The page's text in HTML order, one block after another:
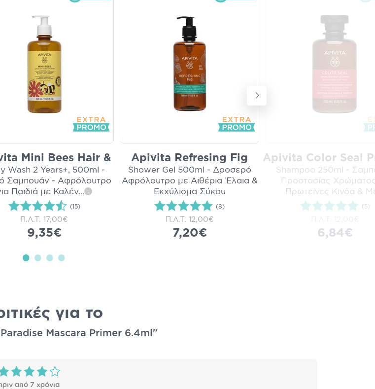
Mini Bees Hair &
Wash 2 Years+, 500ml -
Σαμπουάν - Αφρόλουτρο
Παιδιά με Καλέν... i
(15)
Π.Λ.Τ. 17,00€
9,35€
Apivita Refresing Fig
Shower Gel 500ml - Δροσερό
Αφρόλουτρο με Αιθέρια Έλαια &
Εκχύλισμα Σύκου
(8)
Π.Λ.Τ. 12,00€
7,20€
Apivita Color Seal
Shampoo 250ml -
Προστασίας
Πρωτεΐνες Κινόα &
(5)
6,84€
για το
Mascara Primer 6.4ml"
από 7 χρόνια